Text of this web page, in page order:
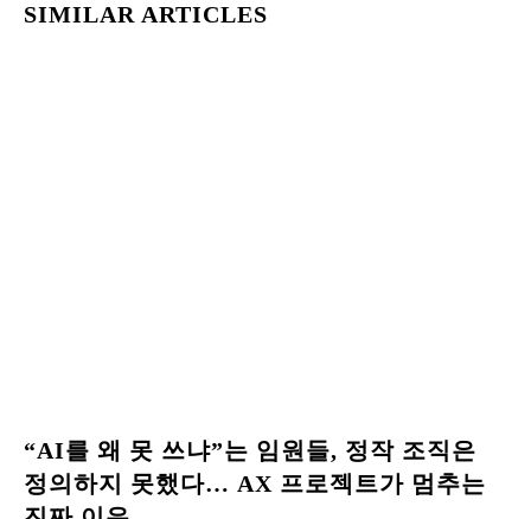
SIMILAR ARTICLES
“AI를 왜 못 쓰냐”는 임원들, 정작 조직은
정의하지 못했다… AX 프로젝트가 멈추는